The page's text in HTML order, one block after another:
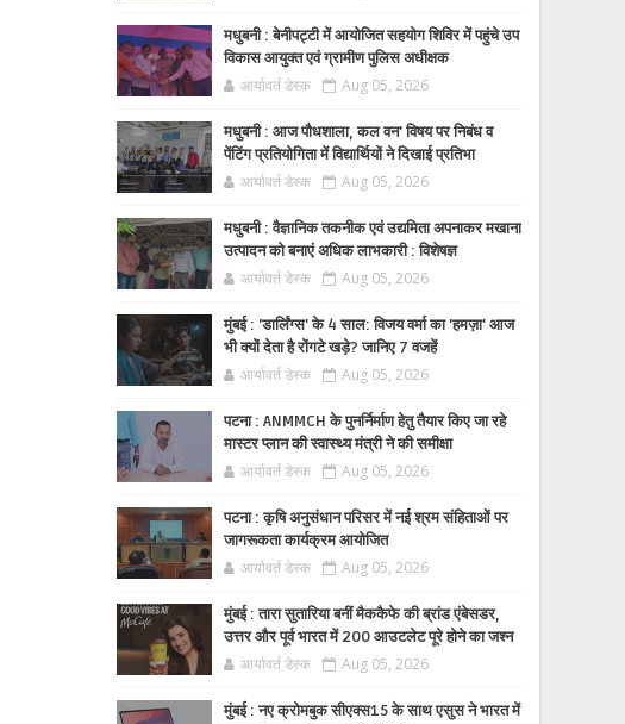
मधुबनी : बेनीपट्टी में आयोजित सहयोग शिविर में पहुंचे उप
विकास आयुक्त एवं ग्रामीण पुलिस अधीक्षक
आर्यावर्त डेस्क Aug 05, 2026
मधुबनी : आज पौधशाला, कल वन' विषय पर निबंध व
पेंटिंग प्रतियोगिता में विद्यार्थियों ने दिखाई प्रतिभा
आर्यावर्त डेस्क Aug 05, 2026
मधुबनी : वैज्ञानिक तकनीक एवं उद्यमिता अपनाकर मखाना
उत्पादन को बनाएं अधिक लाभकारी : विशेषज्ञ
आर्यावर्त डेस्क Aug 05, 2026
मुंबई : 'डार्लिंग्स' के 4 साल: विजय वर्मा का 'हमज़ा' आज
भी क्यों देता है रोंगटे खड़े? जानिए 7 वजहें
आर्यावर्त डेस्क Aug 05, 2026
पटना : ANMMCH के पुनर्निर्माण हेतु तैयार किए जा रहे
मास्टर प्लान की स्वास्थ्य मंत्री ने की समीक्षा
आर्यावर्त डेस्क Aug 05, 2026
पटना : कृषि अनुसंधान परिसर में नई श्रम संहिताओं पर
जागरूकता कार्यक्रम आयोजित
आर्यावर्त डेस्क Aug 05, 2026
मुंबई : तारा सुतारिया बनीं मैककैफे की ब्रांड एंबेसडर,
उत्तर और पूर्व भारत में 200 आउटलेट पूरे होने का जश्न
आर्यावर्त डेस्क Aug 05, 2026
मुंबई : नए क्रोमबुक सीएक्स15 के साथ एसुस ने भारत में